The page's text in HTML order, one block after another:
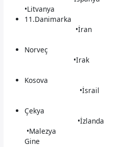
•Litvanya •
•İran
•
Norveç
•Irak
•
•İsrail
•
Çekya
•Malezya
Gine